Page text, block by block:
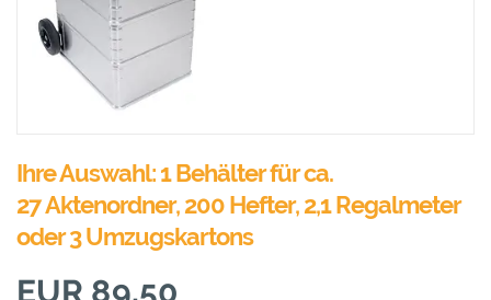
Ihre Auswahl: 1 Behälter für ca.
27 Aktenordner, 200 Hefter, 2,1 Regalmeter
oder 3 Umzugskartons
EUR 89,50